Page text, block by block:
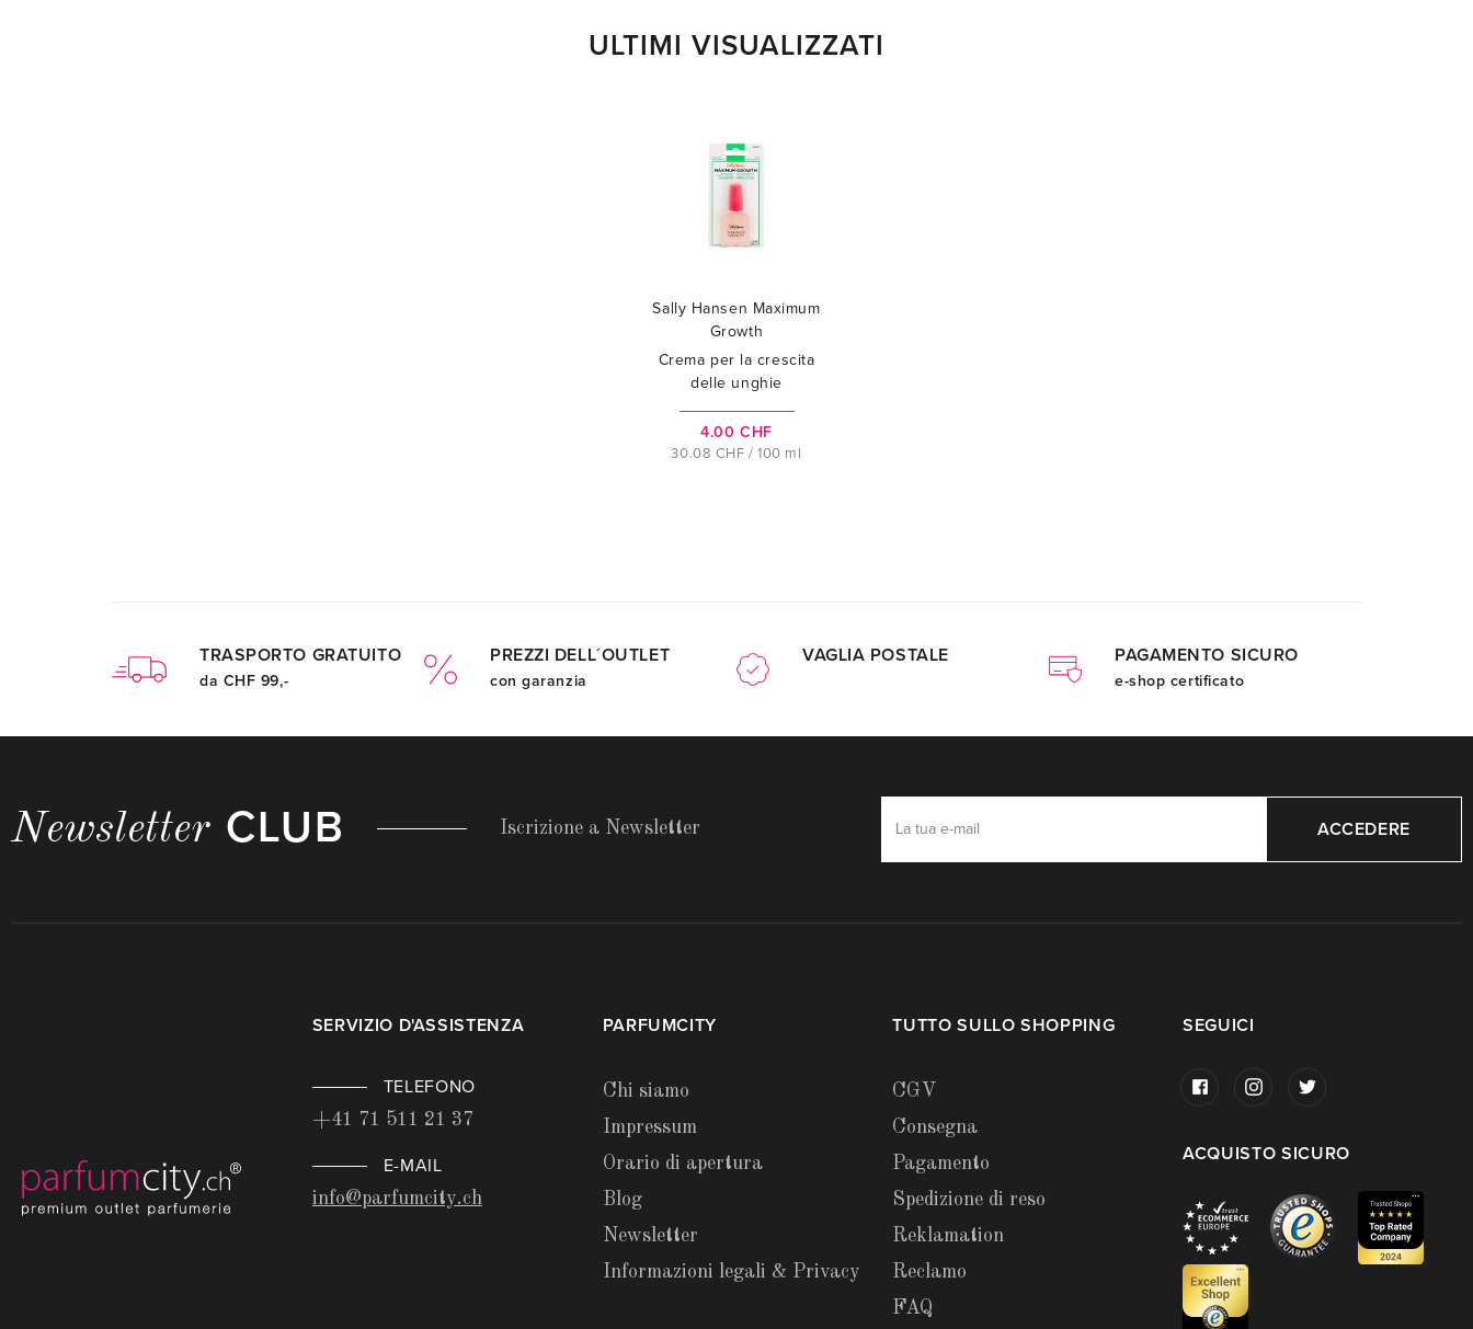
ULTIMI VISUALIZZATI
Sally Hansen Maximum
Growth
Crema per la crescita
delle unghie
4.00 CHF
30.08 CHF / 100 ml
TRASPORTO GRATUITO
da CHF 99,-
PREZZI DELL´OUTLET
con garanzia
VAGLIA POSTALE PAGAMENTO SICURO
e-shop certificato
Newsletter CLUB Iscrizione a Newsletter ACCEDERE
SERVIZIO D'ASSISTENZA
TELEFONO
+41 71 511 21 37
E-MAIL
info@parfumcity.ch
PARFUMCITY
Chi siamo
Impressum
Orario di apertura
Blog
Newsletter
Informazioni legali & Privacy
TUTTO SULLO SHOPPING
CGV
Consegna
Pagamento
Spedizione di reso
Reklamation
Reclamo
FAQ
SEGUICI
ACQUISTO SICURO